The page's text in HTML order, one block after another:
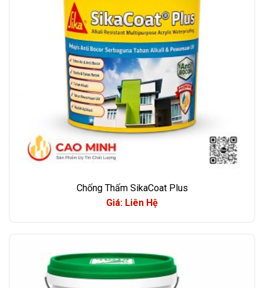
Chống Thấm SikaCoat Plus
Giá: Liên Hệ